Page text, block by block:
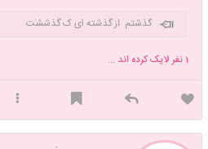
گذشتم از گذشته ای ک گذششت
1نفر لایک کرده اند ...